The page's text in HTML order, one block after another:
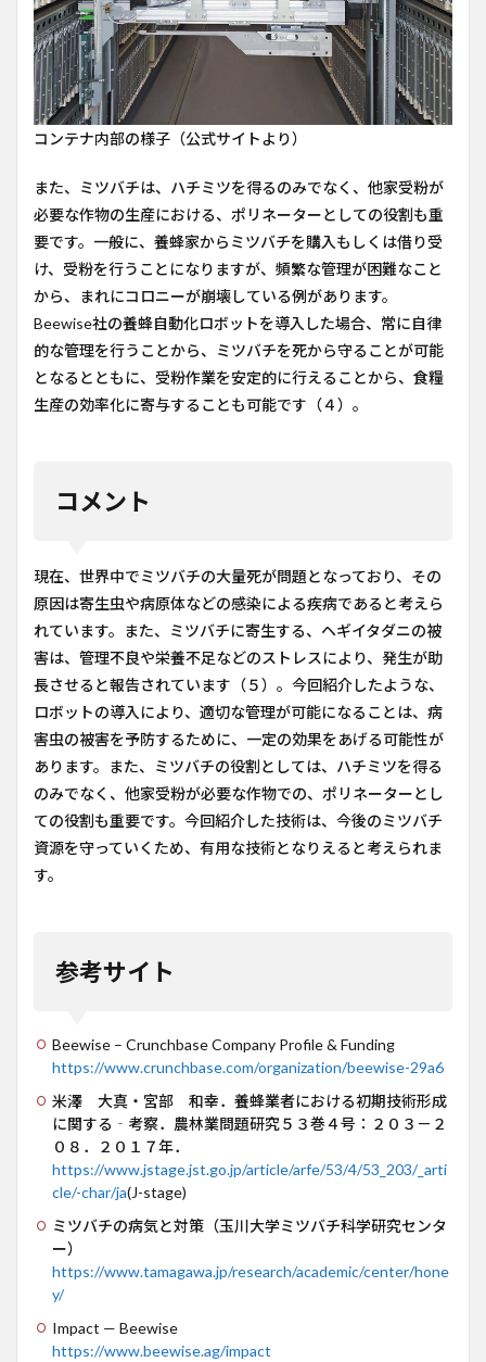
コンテナ内部の様子（公式サイトより）
また、ミツバチは、ハチミツを得るのみでなく、他家受粉が
必要な作物の生産における、ポリネーターとしての役割も重
要です。一般に、養蜂家からミツバチを購入もしくは借り受
け、受粉を行うことになりますが、頻繁な管理が困難なこと
から、まれにコロニーが崩壊している例があります。
Beewise社の養蜂自動化ロボットを導入した場合、常に自律
的な管理を行うことから、ミツバチを死から守ることが可能
となるとともに、受粉作業を安定的に行えることから、食糧
生産の効率化に寄与することも可能です（４）。
コメント
現在、世界中でミツバチの大量死が問題となっており、その
原因は寄生虫や病原体などの感染による疾病であると考えら
れています。また、ミツバチに寄生する、ヘギイタダニの被
害は、管理不良や栄養不足などのストレスにより、発生が助
長させると報告されています（５）。今回紹介したような、
ロボットの導入により、適切な管理が可能になることは、病
害虫の被害を予防するために、一定の効果をあげる可能性が
あります。また、ミツバチの役割としては、ハチミツを得る
のみでなく、他家受粉が必要な作物での、ポリネーターとし
ての役割も重要です。今回紹介した技術は、今後のミツバチ
資源を守っていくため、有用な技術となりえると考えられま
す。
参考サイト
Beewise – Crunchbase Company Profile & Funding
https://www.crunchbase.com/organization/beewise-29a6
米澤 大真・宮部 和幸．養蜂業者における初期技術形成
に関する‐考察．農林業問題研究５３巻４号：２０３－２
０８．２０１７年．
https://www.jstage.jst.go.jp/article/arfe/53/4/53_203/_arti
cle/-char/ja(J-stage)
ミツバチの病気と対策（玉川大学ミツバチ科学研究センタ
ー）
https://www.tamagawa.jp/research/academic/center/hone
y/
Impact — Beewise
https://www.beewise.ag/impact